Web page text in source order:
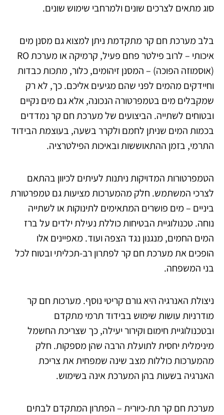
סוג מתאים לצרכים שונים ולמרחבי שימוש שונים.
בלב מערכת חם קר מתקדמת ניתן למצוא גם מסנן מים
איכותי – לרוב פילטר פחם פעיל, קרמיקה או מערכת RO
(אוסמוזה הפוכה) – המסנן זיהומים, כלור, מתכות כבדות
וחיידקים מהמים לפני שהם מגיעים אליכם. כך, לא רק
שמקבלים מים בטמפרטורה הנכונה, אלא גם מים נקיים
ובטוחים לשתייה. הביצועים של מערכת חם קר נמדדים
בכמות המים שניתן לחמם ולקרר בשעה, בעוצמת הבידוד
התרמי, בזמן ההתאוששות ובאיכות הפילטרציה.
הטמפרטורות המדויקות ניתנות לעיתים לכיוון בהתאם
לצרכי המשתמש. חלק מהמערכות מציעות גם טמפרטורת
ביניים – מים פושרים המתאימים לתינוקות או לשתייה
נוחה. טכנולוגיית הבטיחות כוללת נעילת ילדים על ברז
המים החמים, מנגנון נגד הצפה ועוד. מאפיינים אלו
הופכים את מערכת חם קר לפתרון רב-תכליתי ובטוח לכל
בני המשפחה.
ניצולת האנרגיה היא גורם קריטי נוסף. מערכות חם קר
מודרניות עושות שימוש בבידוד תרמי מתקדם
ובטכנולוגיית חימום וקירור יעילה, כך שצריכת החשמל
מינימלית יחסית לתועלת הרבה שהן מספקות. חלק
מהמערכות כוללות מצב שינה שמפחית את צריכת
האנרגיה בשעות בהן המערכת אינה בשימוש.
מערכת חם קר תת-כיורית – הפתרון המתקדם לבתים